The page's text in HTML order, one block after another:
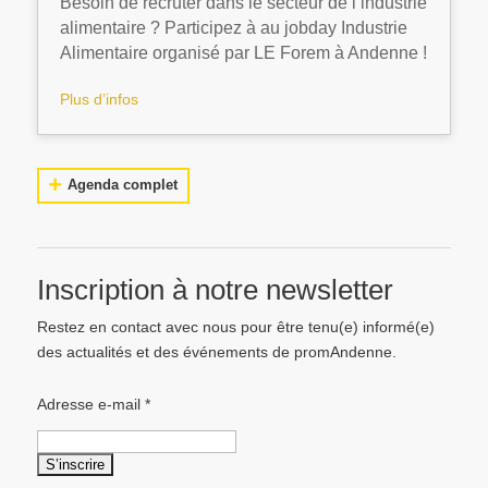
alimentaire ? Participez à au jobday Industrie
Alimentaire organisé par LE Forem à Andenne !
Plus d’infos
Agenda complet
Inscription à notre newsletter
Restez en contact avec nous pour être tenu(e) informé(e)
des actualités et des événements de promAndenne.
Adresse e-mail *